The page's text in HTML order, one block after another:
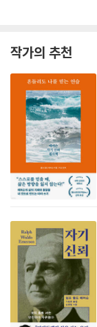
작가의 추천